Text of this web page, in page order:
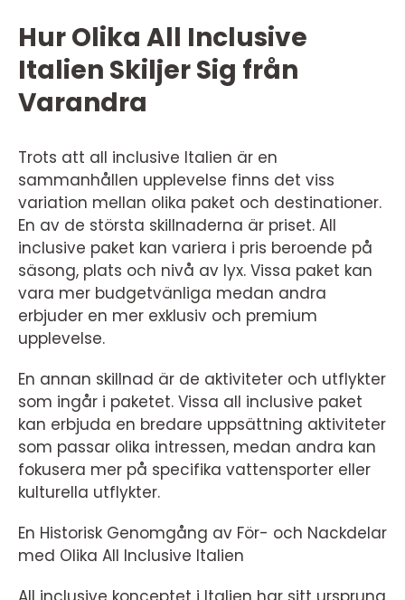
Hur Olika All Inclusive
Italien Skiljer Sig från
Varandra
Trots att all inclusive Italien är en
sammanhållen upplevelse finns det viss
variation mellan olika paket och destinationer.
En av de största skillnaderna är priset. All
inclusive paket kan variera i pris beroende på
säsong, plats och nivå av lyx. Vissa paket kan
vara mer budgetvänliga medan andra
erbjuder en mer exklusiv och premium
upplevelse.
En annan skillnad är de aktiviteter och utflykter
som ingår i paketet. Vissa all inclusive paket
kan erbjuda en bredare uppsättning aktiviteter
som passar olika intressen, medan andra kan
fokusera mer på specifika vattensporter eller
kulturella utflykter.
En Historisk Genomgång av För- och Nackdelar
med Olika All Inclusive Italien